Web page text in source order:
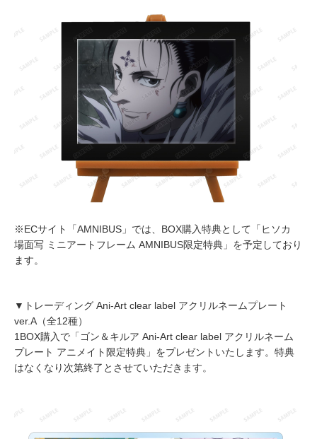
※ECサイト「AMNIBUS」では、BOX購入特典として「ヒソカ
場面写 ミニアートフレーム AMNIBUS限定特典」を予定しており
ます。
▼トレーディング Ani-Art clear label アクリルネームプレート
ver.A（全12種）
1BOX購入で「ゴン＆キルア Ani-Art clear label アクリルネーム
プレート アニメイト限定特典」をプレゼントいたします。特典
はなくなり次第終了とさせていただきます。